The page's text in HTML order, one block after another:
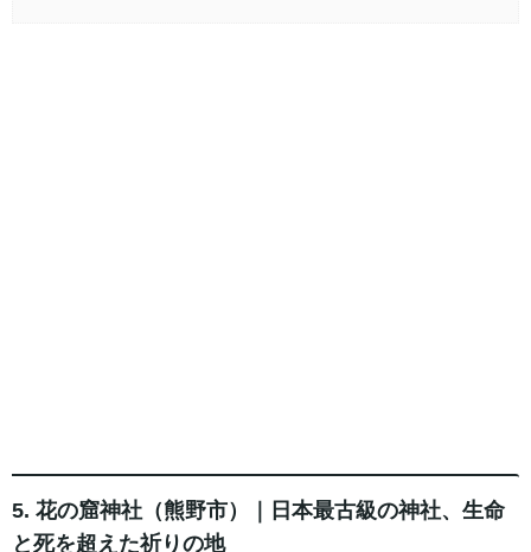
5. 花の窟神社（熊野市）｜日本最古級の神社、生命
と死を超えた祈りの地